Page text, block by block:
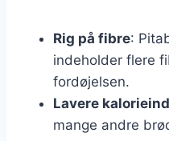
Rig på fibre:
indeholder flere
fordøjelsen.
Lavere
mange andre